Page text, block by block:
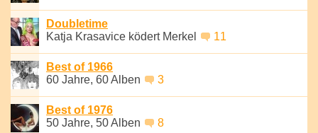
Doubletime
Katja Krasavice ködert Merkel
11
Best of 1966
60 Jahre, 60 Alben
3
Best of 1976
50 Jahre, 50 Alben
8